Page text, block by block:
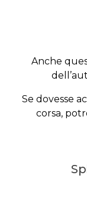
Anche
Se dovesse
corsa,